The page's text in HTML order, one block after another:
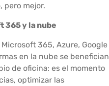
pero mejor.
365 y la nube
365, Azure, Google
en la nube se benefician
de oficina: es el momento
optimizar las